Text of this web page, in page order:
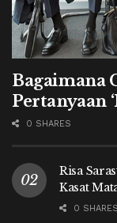
Bagaimana
Pertanyaan
0 SHARES
Risa
Kasat
0 SHARES